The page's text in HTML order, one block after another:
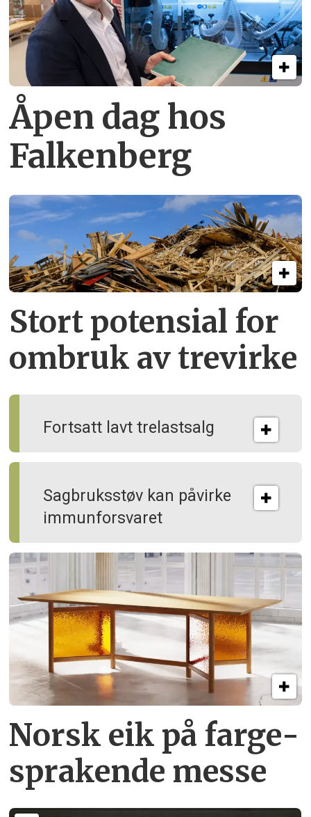
Åpen dag hos
Falkenberg
Stort potensial for
ombruk av tre­virke
Fortsatt lavt trelastsalg
Sagbruksstøv kan på­virke
immun­forsvaret
Norsk eik på farge­
sprakende messe